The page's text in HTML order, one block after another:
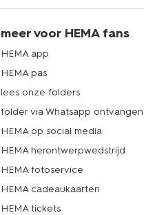
meer voor HEMA fans
HEMA app
HEMA pas
lees onze folders
folder via Whatsapp ontvangen
HEMA op social media
HEMA herontwerpwedstrijd
HEMA fotoservice
HEMA cadeaukaarten
HEMA tickets